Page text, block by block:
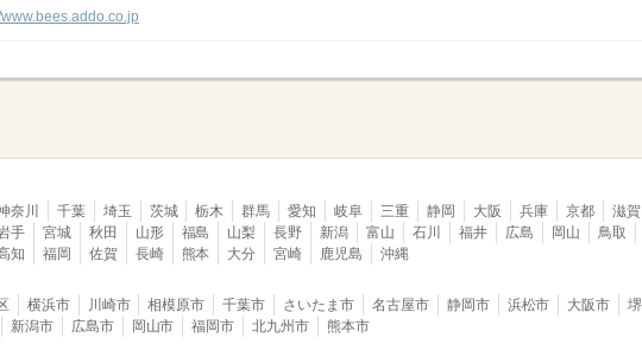
www.bees.addo.co.jp
奈川 千葉 埼玉 茨城 栃木 群馬 愛知 岐阜 三重 静岡 大阪 兵庫 京都 滋賀
手 宮城 秋田 山形 福島 山梨 長野 新潟 富山 石川 福井 広島 岡山 鳥取
知 福岡 佐賀 長崎 熊本 大分 宮崎 鹿児島 沖縄
横浜市 川崎市 相模原市 千葉市 さいたま市 名古屋市 静岡市 浜松市 大阪市
新潟市 広島市 岡山市 福岡市 北九州市 熊本市